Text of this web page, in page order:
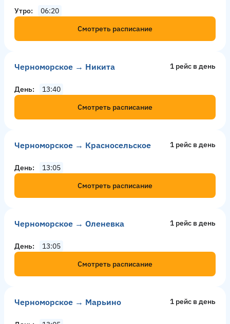
Утро
06:20
Смотреть расписание
Черноморское → Никита 1 рейс в день
День
13:40
Смотреть расписание
Черноморское → Красносельское 1 рейс в день
День
13:05
Смотреть расписание
Черноморское → Оленевка 1 рейс в день
День
13:05
Смотреть расписание
Черноморское → Марьино 1 рейс в день